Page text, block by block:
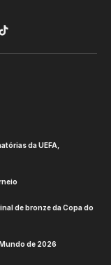
TikTok
da UEFA,
de bronze da Copa do
de 2026